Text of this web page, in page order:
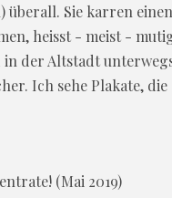
überall. Sie karren
heisst - meist -
der Altstadt
Ich sehe Plakate, die
(Mai 2019)